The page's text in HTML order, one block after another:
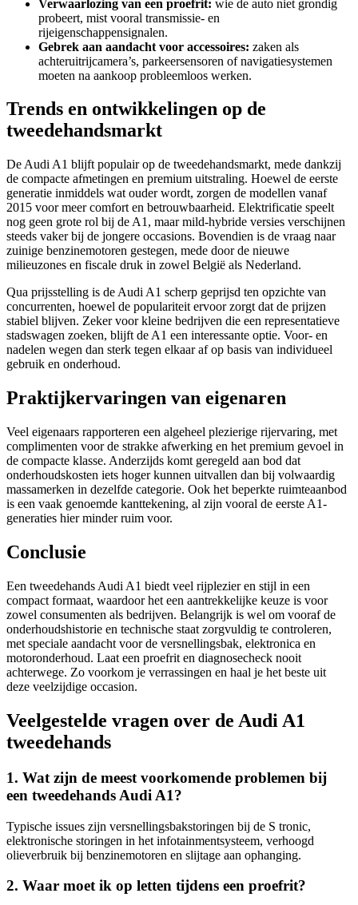
Verwaarlozing van een proefrit: wie de auto niet grondig
probeert, mist vooral transmissie- en
rijeigenschappensignalen.
Gebrek aan aandacht voor accessoires: zaken als
achteruitrijcamera’s, parkeersensoren of navigatiesystemen
moeten na aankoop probleemloos werken.
Trends en ontwikkelingen op de
tweedehandsmarkt
De Audi A1 blijft populair op de tweedehandsmarkt, mede dankzij
de compacte afmetingen en premium uitstraling. Hoewel de eerste
generatie inmiddels wat ouder wordt, zorgen de modellen vanaf
2015 voor meer comfort en betrouwbaarheid. Elektrificatie speelt
nog geen grote rol bij de A1, maar mild-hybride versies verschijnen
steeds vaker bij de jongere occasions. Bovendien is de vraag naar
zuinige benzinemotoren gestegen, mede door de nieuwe
milieuzones en fiscale druk in zowel België als Nederland.
Qua prijsstelling is de Audi A1 scherp geprijsd ten opzichte van
concurrenten, hoewel de populariteit ervoor zorgt dat de prijzen
stabiel blijven. Zeker voor kleine bedrijven die een representatieve
stadswagen zoeken, blijft de A1 een interessante optie. Voor- en
nadelen wegen dan sterk tegen elkaar af op basis van individueel
gebruik en onderhoud.
Praktijkervaringen van eigenaren
Veel eigenaars rapporteren een algeheel plezierige rijervaring, met
complimenten voor de strakke afwerking en het premium gevoel in
de compacte klasse. Anderzijds komt geregeld aan bod dat
onderhoudskosten iets hoger kunnen uitvallen dan bij volwaardig
massamerken in dezelfde categorie. Ook het beperkte ruimteaanbod
is een vaak genoemde kanttekening, al zijn vooral de eerste A1-
generaties hier minder ruim voor.
Conclusie
Een tweedehands Audi A1 biedt veel rijplezier en stijl in een
compact formaat, waardoor het een aantrekkelijke keuze is voor
zowel consumenten als bedrijven. Belangrijk is wel om vooraf de
onderhoudshistorie en technische staat zorgvuldig te controleren,
met speciale aandacht voor de versnellingsbak, elektronica en
motoronderhoud. Laat een proefrit en diagnosecheck nooit
achterwege. Zo voorkom je verrassingen en haal je het beste uit
deze veelzijdige occasion.
Veelgestelde vragen over de Audi A1
tweedehands
1. Wat zijn de meest voorkomende problemen bij
een tweedehands Audi A1?
Typische issues zijn versnellingsbakstoringen bij de S tronic,
elektronische storingen in het infotainmentsysteem, verhoogd
olieverbruik bij benzinemotoren en slijtage aan ophanging.
2. Waar moet ik op letten tijdens een proefrit?